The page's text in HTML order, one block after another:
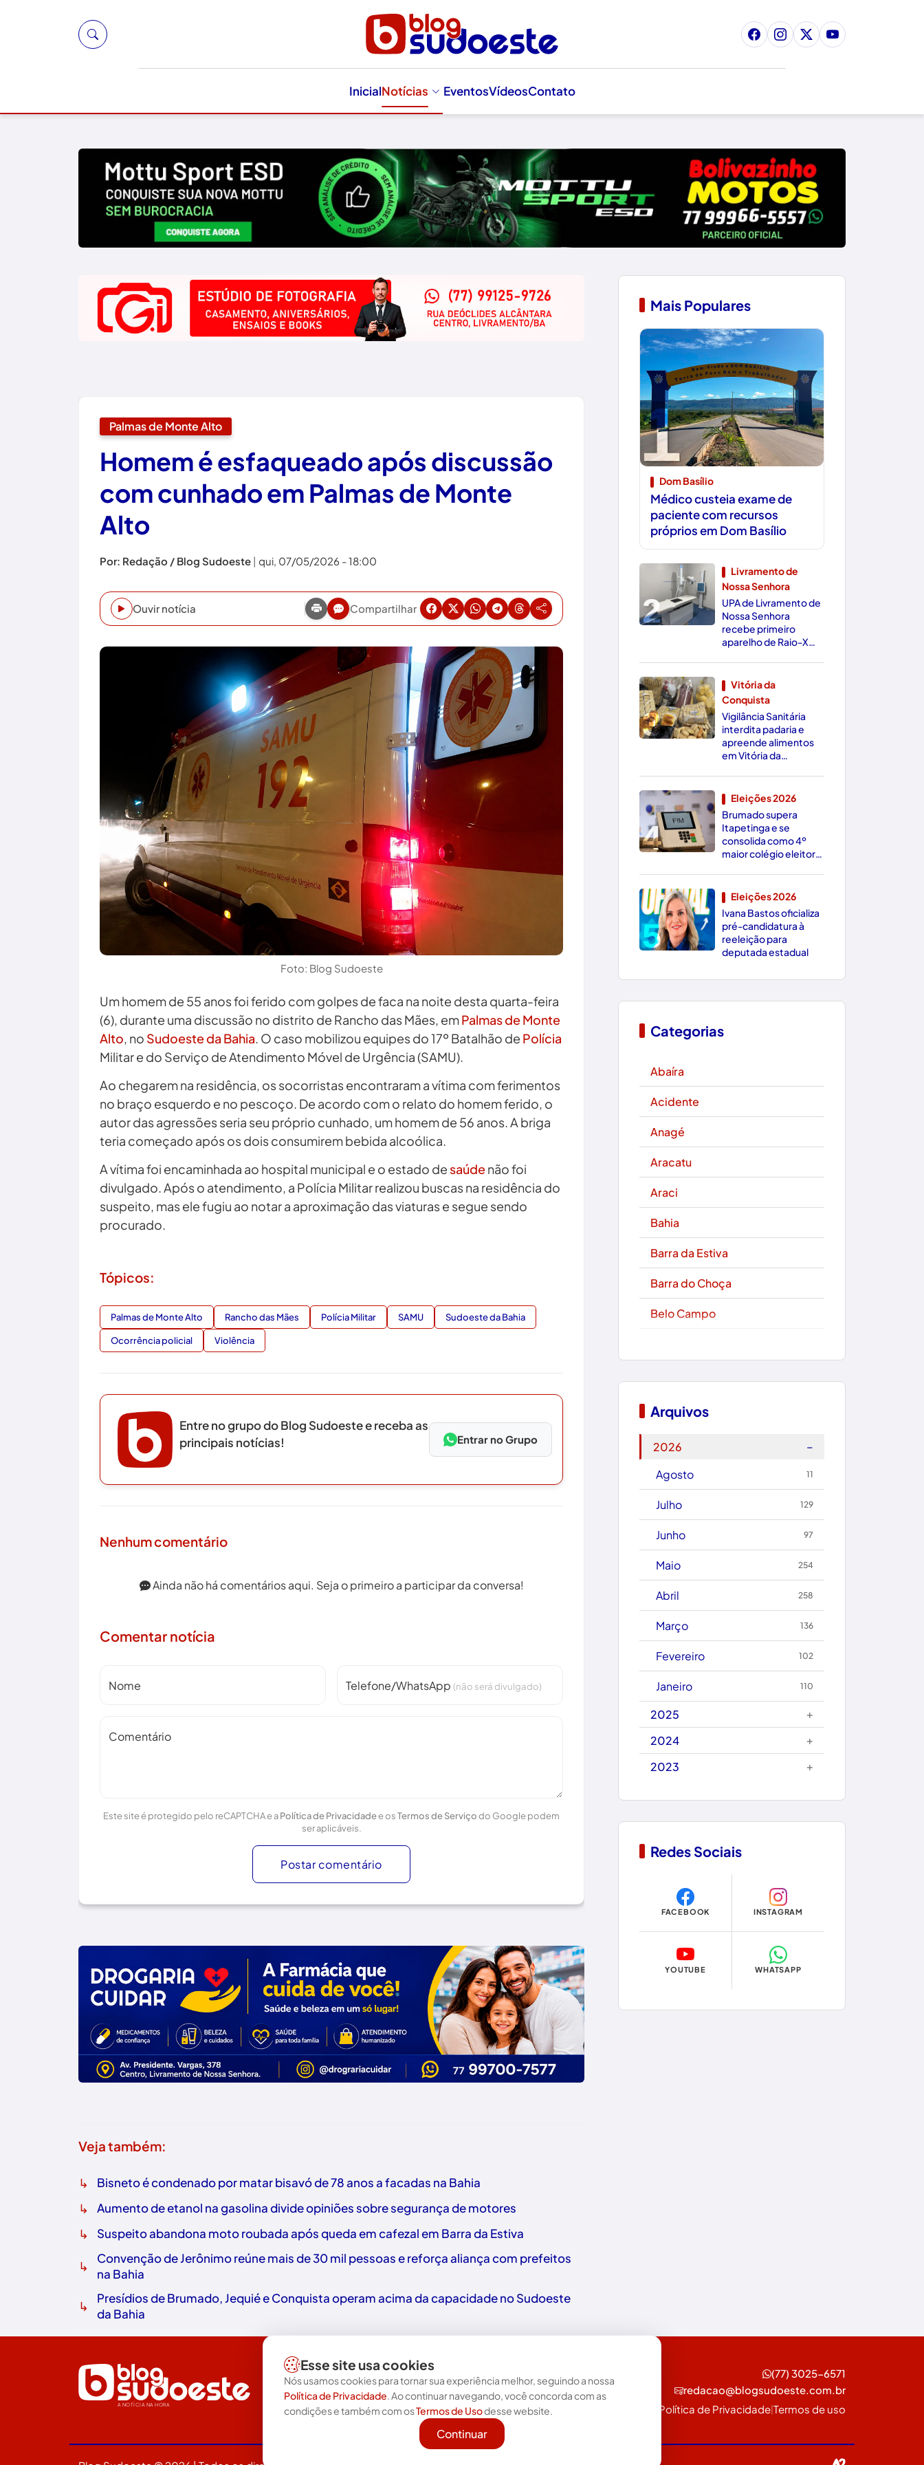
InicialNotícias EventosVídeosContato
Palmas de Monte Alto
Homem é esfaqueado após discussão
com cunhado em Palmas de Monte
Alto
Por: Redação / Blog Sudoeste | qui, 07/05/2026 - 18:00
Ouvir notícia Compartilhar
Foto: Blog Sudoeste
Um homem de 55 anos foi ferido com golpes de faca na noite desta quarta-feira
(6), durante uma discussão no distrito de Rancho das Mães, emPalmas de Monte
Alto, no Sudoeste da Bahia. O caso mobilizou equipes do 17º Batalhão de Polícia
Militar e do Serviço de Atendimento Móvel de Urgência (SAMU).
Ao chegarem na residência, os socorristas encontraram a vítima com ferimentos
no braço esquerdo e no pescoço. De acordo com o relato do homem ferido, o
autor das agressões seria seu próprio cunhado, um homem de 56 anos. A briga
teria começado após os dois consumirem bebida alcoólica.
A vítima foi encaminhada ao hospital municipal e o estado desaúdenão foi
divulgado. Após o atendimento, a Polícia Militar realizou buscas na residência do
suspeito, mas ele fugiu ao notar a aproximação das viaturas e segue sendo
procurado.
Tópicos:
Palmas de Monte Alto Rancho das Mães Polícia Militar SAMU Sudoeste da Bahia
Ocorrência policial Violência
Entre no grupo do Blog Sudoeste e receba as
principais notícias!
Entrar no Grupo
Nenhum comentário
Ainda não há comentários aqui. Seja o primeiro a participar da conversa!
Comentar notícia
Nome Telefone/WhatsApp (não será divulgado)
Comentário
Este site é protegido pelo reCAPTCHA e aPolítica de Privacidadee osTermos de Serviçodo Google podem
ser aplicáveis.
Postar comentário
Veja também:
↳ Bisneto é condenado por matar bisavó de 78 anos a facadas na Bahia
↳ Aumento de etanol na gasolina divide opiniões sobre segurança de motores
↳ Suspeito abandona moto roubada após queda em cafezal em Barra da Estiva
↳
Convenção de Jerônimo reúne mais de 30 mil pessoas e reforça aliança com prefeitos
na Bahia
↳
Presídios de Brumado, Jequié e Conquista operam acima da capacidade no Sudoeste
da Bahia
Mais Populares
1
Dom Basílio
Médico custeia exame de
paciente com recursos
próprios em Dom Basílio
2
Livramento de
Nossa Senhora
UPA de Livramento de
Nossa Senhora
recebe primeiro
aparelho de Raio-X
3
Vitória da
Conquista
Vigilância Sanitária
interdita padaria e
apreende alimentos
em Vitória da
4
Eleições 2026
Brumado supera
Itapetinga e se
consolida como 4º
maior colégio eleitoral
5
Eleições 2026
Ivana Bastos oficializa
pré-candidatura à
reeleição para
deputada estadual
Categorias
Abaíra
Acidente
Anagé
Aracatu
Araci
Bahia
Barra da Estiva
Barra do Choça
Belo Campo
Boquira
Brumado
Caculé
Caetanos
Caetité
Candiba
Cândido Sales
Caraíbas
Carinhanha
Caturama
Chapada Diamantina
Condeúba
Copa do Mundo 2026
Dom Basílio
Economia
Educação
Eleições 2024
Ibipitanga
Ibotirama
Arquivos
2026
−
Agosto
11
Julho 129
Junho 97
Maio 254
Abril 258
Março 136
Fevereiro 102
Janeiro 110
2025
+
2024
+
2023
+
Redes Sociais
FACEBOOK INSTAGRAM
YOUTUBE WHATSAPP
A NOTÍCIA NA HORA Nos acompanhe nas redes!
(77) 3025-6571
redacao@blogsudoeste.com.br
Política de Privacidade| Termos de uso
Esse site usa cookies
Nós usamos cookies para tornar sua experiência melhor, seguindo a nossa
Política de Privacidade. Ao continuar navegando, você concorda com as
condições e também com osTermos de Usodesse website.
Continuar